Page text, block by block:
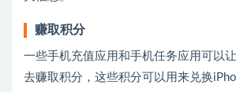
赚取积分
一些手机充值应用和手机任务应用可以
去赚取积分，这些积分可以用来兑换